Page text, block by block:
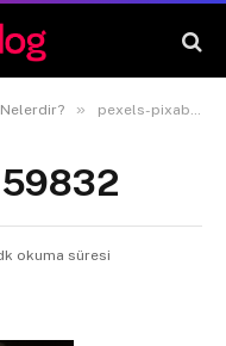
Nelerdir? » pexels-pixabay-159832
okuma süresi